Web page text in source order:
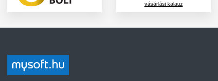
vásárlási kalauz